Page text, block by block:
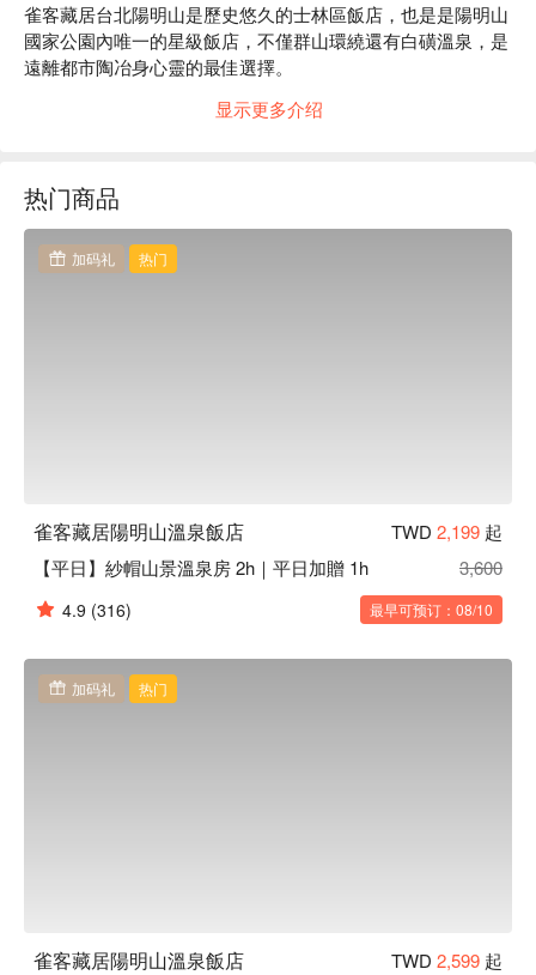
雀客藏居台北陽明山是歷史悠久的士林區飯店，也是是陽明山
國家公園內唯一的星級飯店，不僅群山環繞還有白磺溫泉，是
遠離都市陶冶身心靈的最佳選擇。
雀客藏居台北陽明山推薦：距公車中國大飯店站步行 1 分鐘，
靈，還能遠眺紗帽山的自然美景。
雀客藏居台北陽明山優惠、雀客藏居台北陽明山住宿方案、雀
客藏居台北陽明山休息方案立刻查看⬇︎
显示更多介绍
热门商品
加码礼 热门
雀客藏居陽明山溫泉飯店 TWD 2,199 起
【平日】紗帽山景溫泉房 2h｜平日加贈 1h
3,600
4.9 (316) 最早可预订：08/10
加码礼 热门
雀客藏居陽明山溫泉飯店 TWD 2,599 起